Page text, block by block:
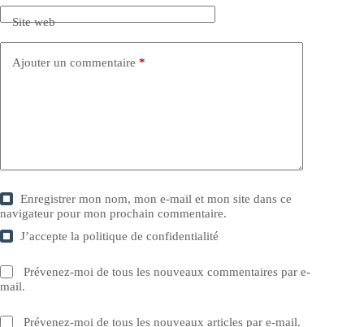
Site web
Ajouter un commentaire *
Enregistrer mon nom, mon e-mail et mon site dans ce
navigateur pour mon prochain commentaire.
J’accepte lapolitique de confidentialité
Prévenez-moi de tous les nouveaux commentaires par e-
mail.
Prévenez-moi de tous les nouveaux articles par e-mail.